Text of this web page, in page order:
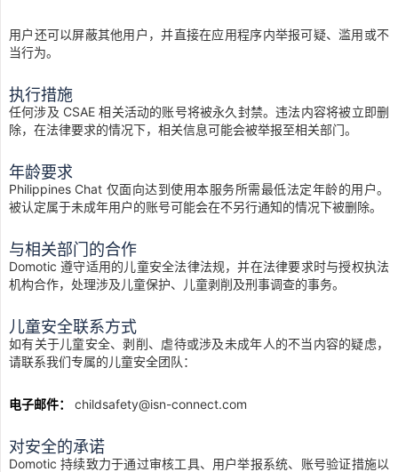
用户还可以屏蔽其他用户，并直接在应用程序内举报可疑、滥用或不
当行为。
执行措施
任何涉及 CSAE 相关活动的账号将被永久封禁。违法内容将被立即删
除，在法律要求的情况下，相关信息可能会被举报至相关部门。
年龄要求
Philippines Chat 仅面向达到使用本服务所需最低法定年龄的用户。
被认定属于未成年用户的账号可能会在不另行通知的情况下被删除。
与相关部门的合作
Domotic 遵守适用的儿童安全法律法规，并在法律要求时与授权执法
机构合作，处理涉及儿童保护、儿童剥削及刑事调查的事务。
儿童安全联系方式
如有关于儿童安全、剥削、虐待或涉及未成年人的不当内容的疑虑，
请联系我们专属的儿童安全团队：
电子邮件： childsafety@isn-connect.com
对安全的承诺
Domotic 持续致力于通过审核工具、用户举报系统、账号验证措施以